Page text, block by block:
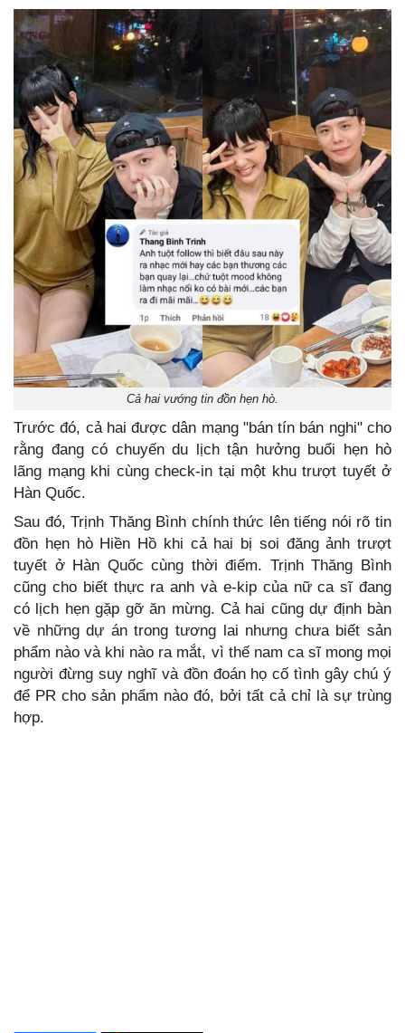
Cả hai vướng tin đồn hẹn hò.
Trước đó, cả hai được dân mạng "bán tín bán nghi" cho
rằng đang có chuyến du lịch tận hưởng buổi hẹn hò
lãng mạng khi cùng check-in tại một khu trượt tuyết ở
Hàn Quốc.
Sau đó, Trịnh Thăng Bình chính thức lên tiếng nói rõ tin
đồn hẹn hò Hiền Hồ khi cả hai bị soi đăng ảnh trượt
tuyết ở Hàn Quốc cùng thời điểm. Trịnh Thăng Bình
cũng cho biết thực ra anh và e-kip của nữ ca sĩ đang
có lịch hẹn gặp gỡ ăn mừng. Cả hai cũng dự định bàn
về những dự án trong tương lai nhưng chưa biết sản
phẩm nào và khi nào ra mắt, vì thế nam ca sĩ mong mọi
người đừng suy nghĩ và đồn đoán họ cố tình gây chú ý
để PR cho sản phẩm nào đó, bởi tất cả chỉ là sự trùng
hợp.